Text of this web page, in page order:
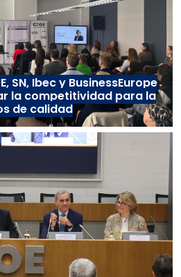
SN, Ibec y BusinessEurope
la competitividad para la
de calidad